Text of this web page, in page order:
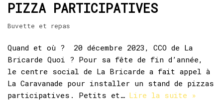
PIZZA PARTICIPATIVES
Buvette et repas
Quand et où ? 20 décembre 2023, CCO de La
Bricarde Quoi ? Pour sa fête de fin d’année,
le centre social de La Bricarde a fait appel à
La Caravanade pour installer un stand de pizzas
participatives. Petits et… Lire la suite »